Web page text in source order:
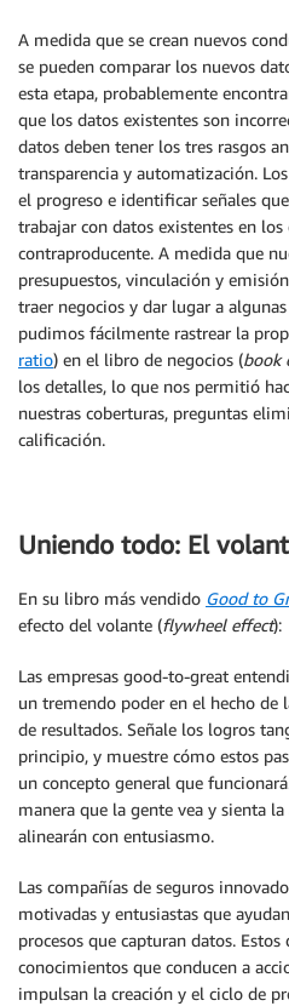
A medida que se crean nuevos
se pueden comparar los nuevos
esta etapa, probablemente
que los datos existentes son
datos deben tener los tres rasgos
transparencia y automatización.
el progreso e identificar señales
trabajar con datos existentes en
contraproducente. A medida que
presupuestos, vinculación y
traer negocios y dar lugar a
pudimos fácilmente rastrear la
ratio) en el libro de negocios (book
los detalles, lo que nos permitió
nuestras coberturas, preguntas
calificación.
Uniendo todo: El
En su libro más vendido Good to
efecto del volante (flywheel effect):
Las empresas good-to-great
un tremendo poder en el hecho de
de resultados. Señale los logros
principio, y muestre cómo estos
un concepto general que
manera que la gente vea y sienta
alinearán con entusiasmo.
Las compañías de seguros
motivadas y entusiastas que
procesos que capturan datos.
conocimientos que conducen a
impulsan la creación y el ciclo de